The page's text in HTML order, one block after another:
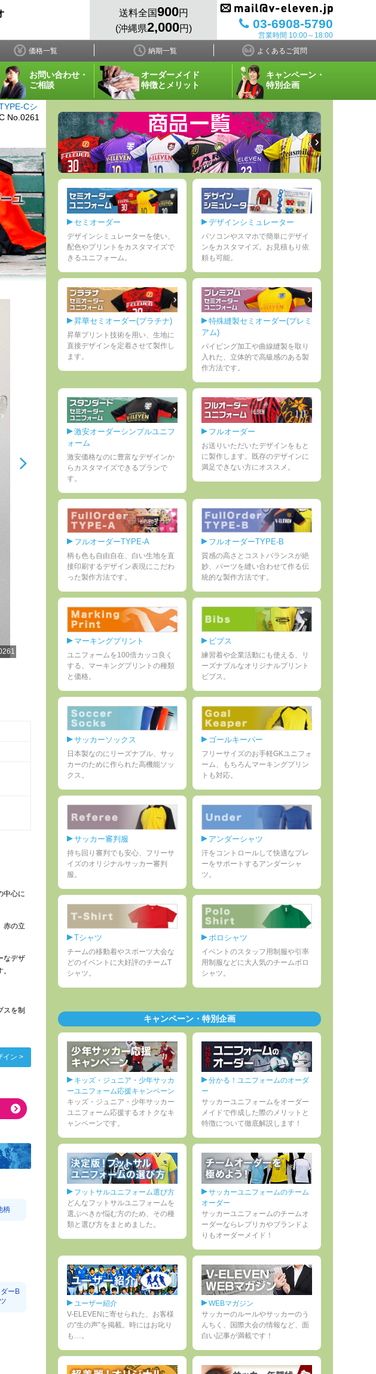
送料全国900円
(沖縄県2,000円) 03-6908-5790
営業時間 10:00～18:00
価格一覧 納期一覧 よくあるご質問
お問い合わせ・
ご相談
オーダーメイド
特徴とメリット
キャンペーン・
特別企画
Cシ
No.0261
ユ
中心に
赤の立
なデザ
スを制
イン >
柄
ーB
セミオーダー
デザインシミュレーターを使い、
配色やプリントをカスタマイズで
きるユニフォーム。
デザインシミュレーター
パソコンやスマホで簡単にデザイ
ンをカスタマイズ。お見積もり依
頼も可能。
昇華セミオーダー(プラチナ)
昇華プリント技術を用い、生地に
直接デザインを定着させて製作し
ます。
特殊縫製セミオーダー(プレミ
アム)
パイピング加工や曲線縫製を取り
入れた、立体的で高級感のある製
作方法です。
激安オーダーシンプルユニフ
ォーム
激安価格なのに豊富なデザインか
らカスタマイズできるプランで
す。
フルオーダー
お送りいただいたデザインをもと
に製作します。既存のデザインに
満足できない方にオススメ。
フルオーダーTYPE-A
柄も色も自由自在、白い生地を直
接印刷するデザイン表現にこだわ
った製作方法です。
フルオーダーTYPE-B
質感の高さとコストバランスが絶
妙、パーツを縫い合わせて作る伝
統的な製作方法です。
マーキングプリント
ユニフォームを100倍カッコ良く
する、マーキングプリントの種類
と価格。
ビブス
練習着や企業活動にも使える、リ
ーズナブルなオリジナルプリント
ビブス。
サッカーソックス
日本製なのにリーズナブル、サッ
カーのために作られた高機能ソッ
クス。
ゴールキーパー
フリーサイズのお手軽GKユニフォ
ーム、もちろんマーキングプリン
トも対応。
サッカー審判服
持ち回り審判でも安心、フリーサ
イズのオリジナルサッカー審判
服。
アンダーシャツ
汗をコントロールして快適なプレ
ーをサポートするアンダーシャ
ツ。
Tシャツ
チームの移動着やスポーツ大会な
どのイベントに大好評のチームT
シャツ。
ポロシャツ
イベントのスタッフ用制服や引率
用制服などに大人気のチームポロ
シャツ。
キャンペーン・特別企画
キッズ・ジュニア・少年サッカ
ーユニフォーム応援キャンペーン
キッズ・ジュニア・少年サッカー
ユニフォーム応援するオトクなキ
ャンペーンです。
分かる！ユニフォームのオーダ
ー
サッカーユニフォームをオーダー
メイドで作成した際のメリットと
特徴について徹底解説します！
フットサルユニフォーム選び方
どんなフットサルユニフォームを
選ぶべきか悩む方のため、その種
類と選び方をまとめました。
サッカーユニフォームのチーム
オーダー
サッカーユニフォームのチームオ
ーダーならレプリカやブランドよ
りもオーダーメイド！
ユーザー紹介
V-ELEVENに寄せられた、お客様
の"生の声"を掲載。時にはお叱り
も…。
WEBマガジン
サッカーのルールやサッカーのう
んちく、国際大会の情報など、面
白い記事が満載です！